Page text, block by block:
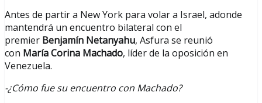
Antes de partir a New York para volar a Israel, adonde
mantendrá un encuentro bilateral con el
premier Benjamín Netanyahu, Asfura se reunió
con María Corina Machado, líder de la oposición en
Venezuela.
-¿Cómo fue su encuentro con Machado?